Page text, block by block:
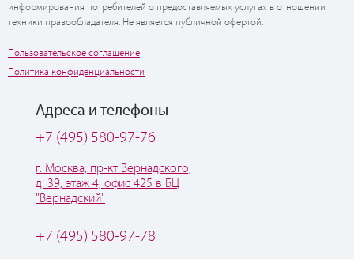
информирования потребителей о предоставляемых услугах в отношении
техники правообладателя. Не является публичной офертой.
Пользовательское соглашение
Политика конфиденциальности
Адреса и телефоны
+7 (495) 580-97-76
г. Москва, пр-кт Вернадского,
д. 39, этаж 4, офис 425 в БЦ
"Вернадский"
+7 (495) 580-97-78